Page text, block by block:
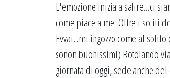
L'emozione inizia a salire...ci
come piace a me. Oltre i soliti
Evvai...mi ingozzo come al
sonon buonissimi) Rotolando
giornata di oggi, sede anche